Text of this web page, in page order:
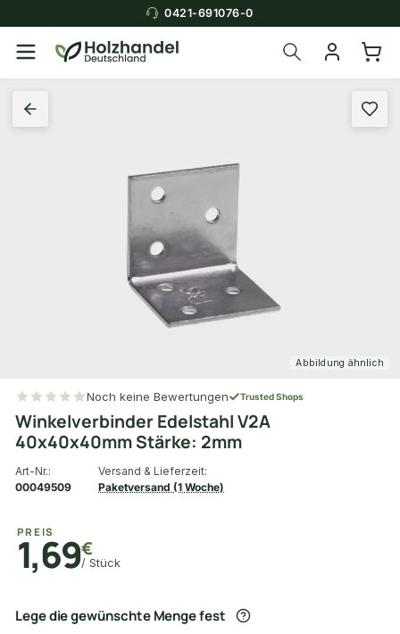
0421-691076-0
Abbildung ähnlich
Noch keine Bewertungen Trusted Shops
Winkelverbinder Edelstahl V2A
40x40x40mm Stärke: 2mm
Art-Nr.:
00049509
Versand & Lieferzeit:
Paketversand (1 Woche)
PREIS
1,69€
/ Stück
Lege die gewünschte Menge fest